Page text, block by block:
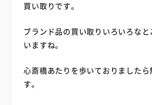
買い取りです。
ブランド品の買い取りいろいろなと
いますね。
心斎橋あたりを歩いておりましたら
す。